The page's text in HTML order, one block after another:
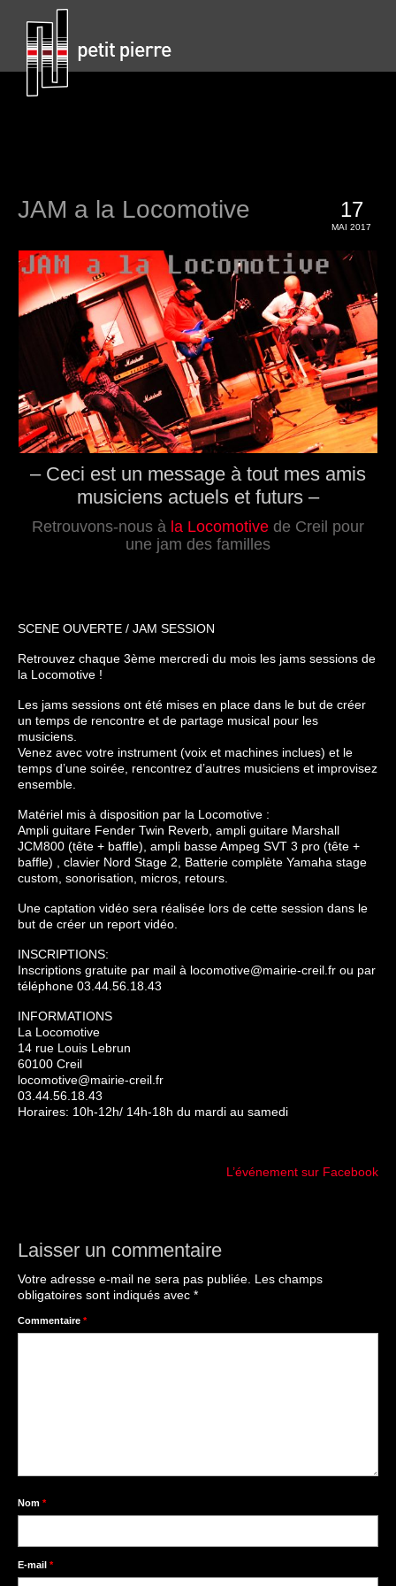
17
MAI 2017
JAM a la Locomotive
– Ceci est un message à tout mes amis
musiciens actuels et futurs –
Retrouvons-nous à la Locomotive de Creil pour
une jam des familles
SCENE OUVERTE / JAM SESSION
Retrouvez chaque 3ème mercredi du mois les jams sessions de
la Locomotive !
Les jams sessions ont été mises en place dans le but de créer
un temps de rencontre et de partage musical pour les
musiciens.
Venez avec votre instrument (voix et machines inclues) et le
temps d’une soirée, rencontrez d’autres musiciens et improvisez
ensemble.
Matériel mis à disposition par la Locomotive :
Ampli guitare Fender Twin Reverb, ampli guitare Marshall
JCM800 (tête + baffle), ampli basse Ampeg SVT 3 pro (tête +
baffle) , clavier Nord Stage 2, Batterie complète Yamaha stage
custom, sonorisation, micros, retours.
Une captation vidéo sera réalisée lors de cette session dans le
but de créer un report vidéo.
INSCRIPTIONS:
Inscriptions gratuite par mail à locomotive@mairie-creil.fr ou par
téléphone 03.44.56.18.43
INFORMATIONS
La Locomotive
14 rue Louis Lebrun
60100 Creil
locomotive@mairie-creil.fr
03.44.56.18.43
Horaires: 10h-12h/ 14h-18h du mardi au samedi
L’événement sur Facebook
Laisser un commentaire
Votre adresse e-mail ne sera pas publiée. Les champs
obligatoires sont indiqués avec *
Commentaire *
Nom *
E-mail *